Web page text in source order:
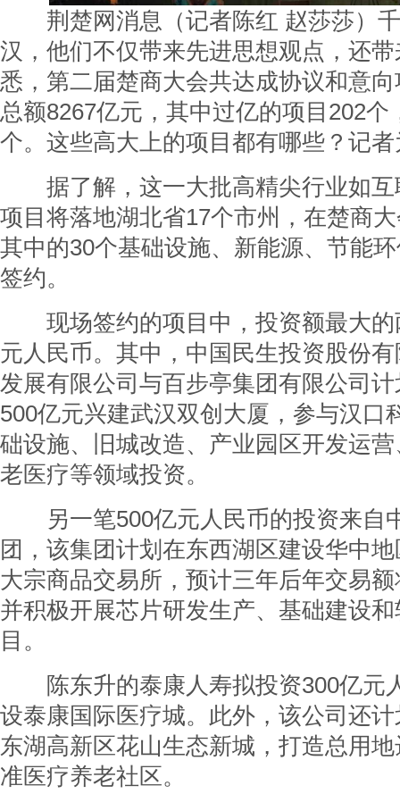
荆楚网消息（记者陈红 赵莎莎）千
汉，他们不仅带来先进思想观点，还
悉，第二届楚商大会共达成协议和意
总额8267亿元，其中过亿的项目202个
个。这些高大上的项目都有哪些？记
据了解，这一大批高精尖行业如互
项目将落地湖北省17个市州，在楚商
其中的30个基础设施、新能源、节能
签约。
现场签约的项目中，投资额最大的
元人民币。其中，中国民生投资股份
发展有限公司与百步亭集团有限公司
500亿元兴建武汉双创大厦，参与汉口
础设施、旧城改造、产业园区开发运
老医疗等领域投资。
另一笔500亿元人民币的投资来自
团，该集团计划在东西湖区建设华中
大宗商品交易所，预计三年后年交易
并积极开展芯片研发生产、基础建设
目。
陈东升的泰康人寿拟投资300亿元
设泰康国际医疗城。此外，该公司还
东湖高新区花山生态新城，打造总用
准医疗养老社区。